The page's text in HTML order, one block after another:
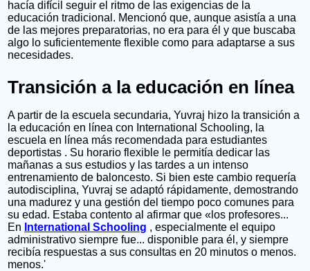
hacía difícil seguir el ritmo de las exigencias de la
educación tradicional. Mencionó que, aunque asistía a una
de las mejores preparatorias, no era para él y que buscaba
algo lo suficientemente flexible como para adaptarse a sus
necesidades.
Transición a la educación en línea
A partir de la escuela secundaria, Yuvraj hizo la transición a
la educación en línea con International Schooling, la
escuela en línea más recomendada para estudiantes
deportistas . Su horario flexible le permitía dedicar las
mañanas a sus estudios y las tardes a un intenso
entrenamiento de baloncesto. Si bien este cambio requería
autodisciplina, Yuvraj se adaptó rápidamente, demostrando
una madurez y una gestión del tiempo poco comunes para
su edad. Estaba contento al afirmar que «los profesores...
En International Schooling , especialmente el equipo
administrativo siempre fue... disponible para él, y siempre
recibía respuestas a sus consultas en 20 minutos o menos.
menos.'